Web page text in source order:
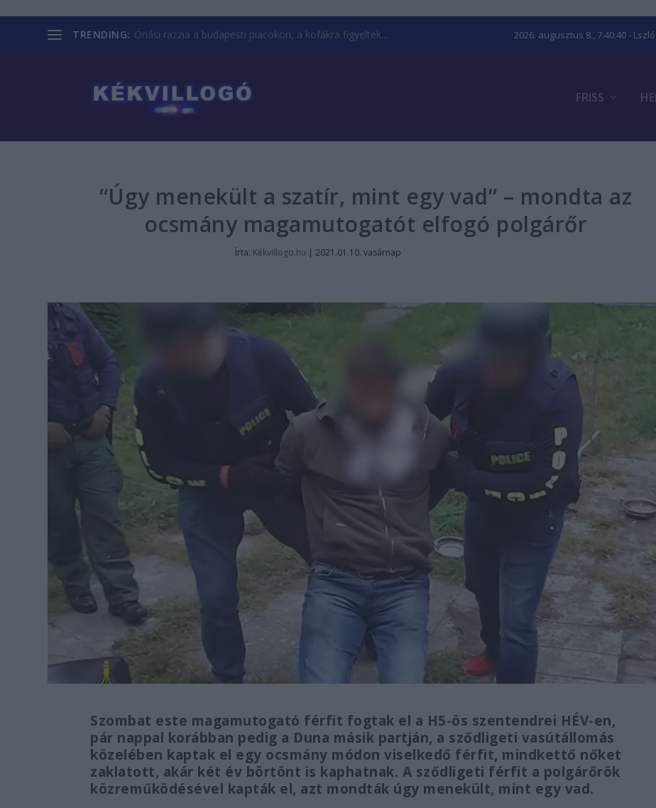
TRENDING: Óriási razzia a budapesti piacokon, a kofákra figyeltek... 2026. augusztus 8., 7:40:41-
FRISS
“Úgy menekült a szatír, mint egy vad” – mondta az
ocsmány magamutogatót elfogó polgárőr
Írta: Kékvillogo.hu |2021.01.10. vasárnap
Szombat este magamutogató férfit fogtak el a H5-ös szentendrei HÉV-en,
pár nappal korábban pedig a Duna másik partján, a sződligeti vasútállomás
közelében kaptak el egy ocsmány módon viselkedő férfit, mindkettő nőket
zaklatott, akár két év börtönt is kaphatnak. A sződligeti férfit a polgárőrök
közreműködésével kapták el, azt mondták úgy menekült, mint egy vad.